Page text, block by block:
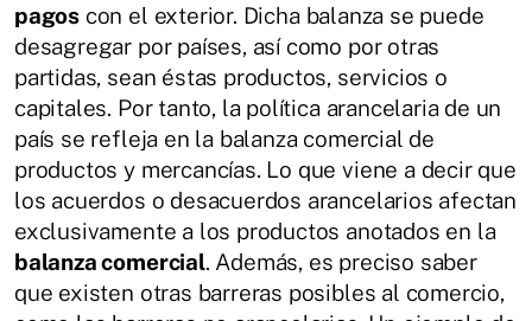
pagos con el exterior. Dicha balanza se puede
desagregar por países, así como por otras
partidas, sean éstas productos, servicios o
capitales. Por tanto, la política arancelaria de un
país se refleja en la balanza comercial de
productos y mercancías. Lo que viene a decir que
los acuerdos o desacuerdos arancelarios afectan
exclusivamente a los productos anotados en la
balanza comercial. Además, es preciso saber
que existen otras barreras posibles al comercio,